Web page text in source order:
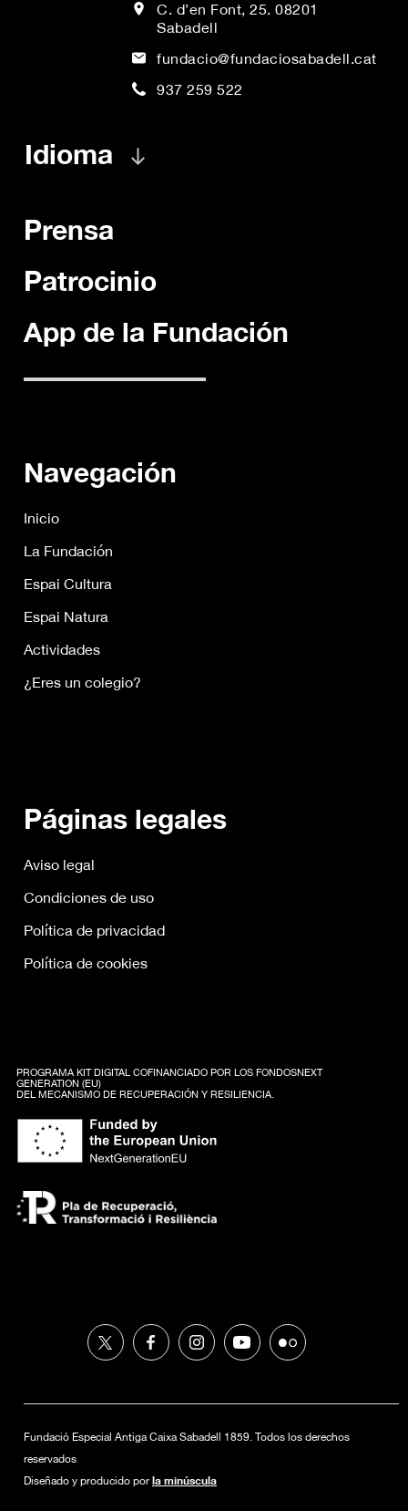
C. d’en Font, 25. 08201
Sabadell
fundacio@fundaciosabadell.cat
937 259 522
Navegación
Inicio
La Fundación
Espai Cultura
Espai Natura
Actividades
¿Eres un colegio?
Páginas legales
Aviso legal
Condiciones de uso
Política de privacidad
Política de cookies
Prensa
Patrocinio
App de la Fundación
Idioma
PROGRAMA KIT DIGITAL COFINANCIADO POR LOS FONDOSNEXT
GENERATION (EU)
DEL MECANISMO DE RECUPERACIÓN Y RESILIENCIA.
Fundació Especial Antiga Caixa Sabadell 1859. Todos los derechos
reservados
Diseñado y producido por la minúscula